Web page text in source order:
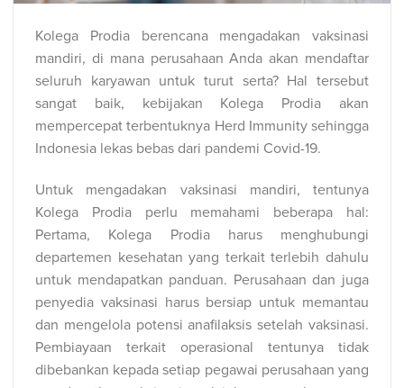
Kolega Prodia berencana mengadakan vaksinasi
mandiri, di mana perusahaan Anda akan mendaftar
seluruh karyawan untuk turut serta? Hal tersebut
sangat baik, kebijakan Kolega Prodia akan
mempercepat terbentuknya Herd Immunity sehingga
Indonesia lekas bebas dari pandemi Covid-19.
Untuk mengadakan vaksinasi mandiri, tentunya
Kolega Prodia perlu memahami beberapa hal:
Pertama, Kolega Prodia harus menghubungi
departemen kesehatan yang terkait terlebih dahulu
untuk mendapatkan panduan. Perusahaan dan juga
penyedia vaksinasi harus bersiap untuk memantau
dan mengelola potensi anafilaksis setelah vaksinasi.
Pembiayaan terkait operasional tentunya tidak
dibebankan kepada setiap pegawai perusahaan yang